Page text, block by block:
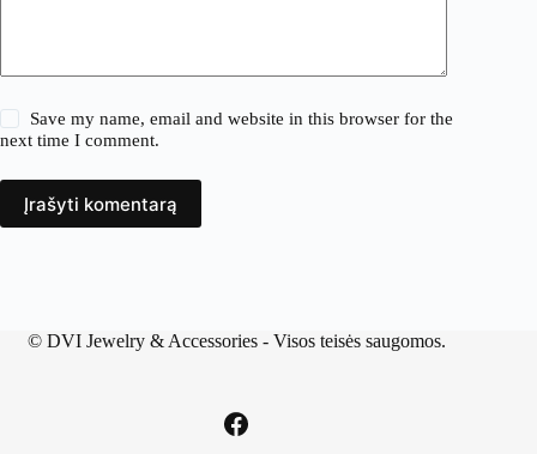
Save my name, email and website in this browser for the
next time I comment.
Įrašyti komentarą
© DVI Jewelry & Accessories- Visos teisės saugomos.